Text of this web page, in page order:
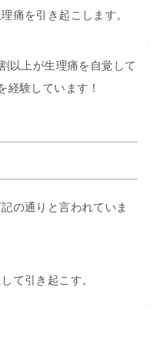
痛を引き起こします。
以上が生理痛を自覚して
経験しています！
の通りと言われていま
て引き起こす。